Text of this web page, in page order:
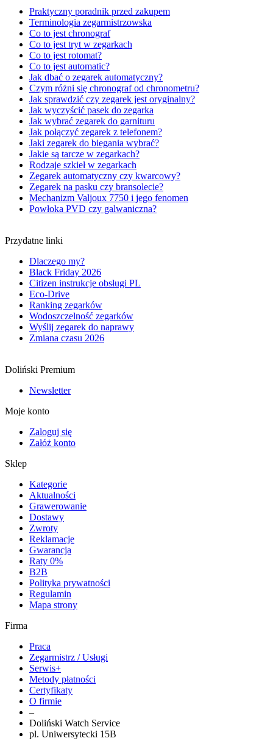
Praktyczny poradnik przed zakupem
Terminologia zegarmistrzowska
Co to jest chronograf
Co to jest tryt w zegarkach
Co to jest rotomat?
Co to jest automatic?
Jak dbać o zegarek automatyczny?
Czym różni się chronograf od chronometru?
Jak sprawdzić czy zegarek jest oryginalny?
Jak wyczyścić pasek do zegarka
Jak wybrać zegarek do garnituru
Jak połączyć zegarek z telefonem?
Jaki zegarek do biegania wybrać?
Jakie są tarcze w zegarkach?
Rodzaje szkieł w zegarkach
Zegarek automatyczny czy kwarcowy?
Zegarek na pasku czy bransolecie?
Mechanizm Valjoux 7750 i jego fenomen
Powłoka PVD czy galwaniczna?
Przydatne linki
Dlaczego my?
Black Friday 2026
Citizen instrukcje obsługi PL
Eco-Drive
Ranking zegarków
Wodoszczelność zegarków
Wyślij zegarek do naprawy
Zmiana czasu 2026
Doliński Premium
Newsletter
Moje konto
Zaloguj się
Załóż konto
Sklep
Kategorie
Aktualności
Grawerowanie
Dostawy
Zwroty
Reklamacje
Gwarancja
Raty 0%
B2B
Polityka prywatności
Regulamin
Mapa strony
Firma
Praca
Zegarmistrz / Usługi
Serwis+
Metody płatności
Certyfikaty
O firmie
–
Doliński Watch Service
pl. Uniwersytecki 15B